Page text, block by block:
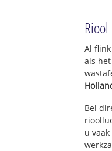
Al
als
Bel
u